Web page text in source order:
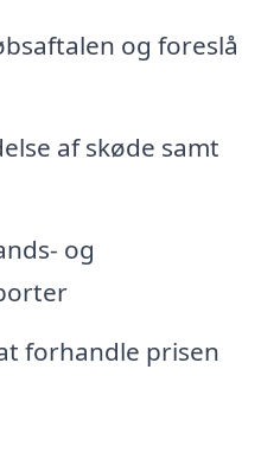
og foreslå
af skøde samt
og
forhandle prisen